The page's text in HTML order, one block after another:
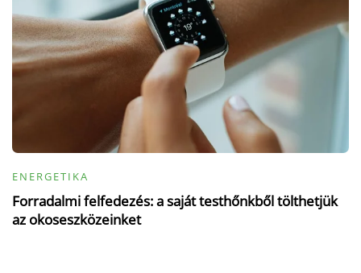
ENERGETIKA
Forradalmi felfedezés: a saját testhőnkből tölthetjük
az okoseszközeinket